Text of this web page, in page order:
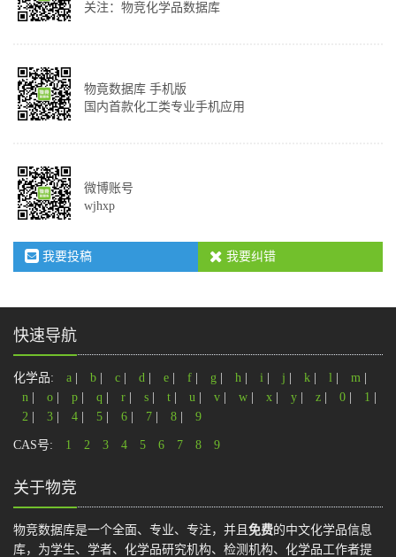
关注：物竞化学品数据库
物竟数据库 手机版
国内首款化工类专业手机应用
微博账号
wjhxp
我要投稿 我要纠错
快速导航
化学品: a b c d e f g h i j k l m
n
o p q r s t u v w x y z 0 1
2
3 4 5 6 7 8 9
CAS号: 1 2 3 4 5 6 7 8 9
关于物竞
物竞数据库是一个全面、专业、专注，并且 免费的中文化学品信息
库，为学生、学者、化学品研究机构、检测机构、化学品工作者提